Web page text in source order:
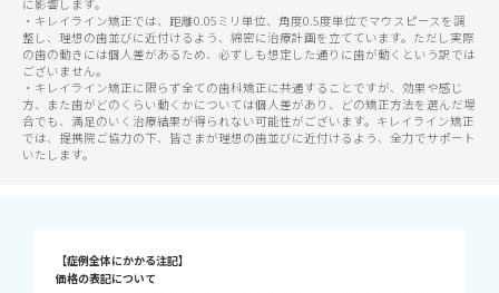
に影響します。
・キレイライン矯正では、距離0.05ミリ単位、角度0.5度単位でマウスピースを調
整し、理想の歯並びに近付けるよう、綿密に治療計画を立てています。ただし実際
の歯の動きには個人差があるため、必ずしも想定した通りに歯が動くという訳では
ございません。
・キレイライン矯正に限らず全ての歯科矯正に共通することですが、効果や感じ
方、また歯がどのくらい動くかについては個人差があり、どの矯正方法を選んだ場
合でも、満足のいく治療結果が得られない可能性がございます。キレイライン矯正
では、提携院ご協力の下、皆さまが理想の歯並びに近付けるよう、全力でサポート
いたします。
【症例全体にかかる注記】
価格の表記について